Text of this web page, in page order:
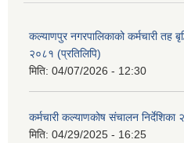
कल्याणपुर नगरपालिकाको कर्मचारी तह
२०८१ (प्रतिलिपि)
मिति: 04/07/2026 - 12:30
कर्मचारी कल्याणकोष संचालन निर्देशिका
मिति: 04/29/2025 - 16:25